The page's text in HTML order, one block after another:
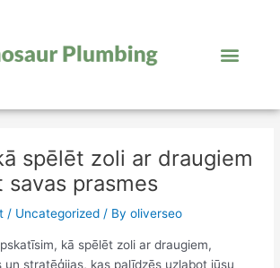
spēlēt zoli ar draugiem
savas prasmes
/ Uncategorized / Byoliverseo
kā spēlēt zoli ar draugiem,
un stratēģijas, kas palīdzēs uzlabot jūsu